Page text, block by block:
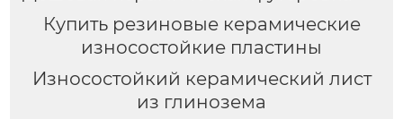
Купить резиновые керамические
износостойкие пластины
Износостойкий керамический лист
из глинозема